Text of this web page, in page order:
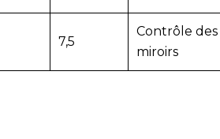
7,5
Contrôle des
miroirs